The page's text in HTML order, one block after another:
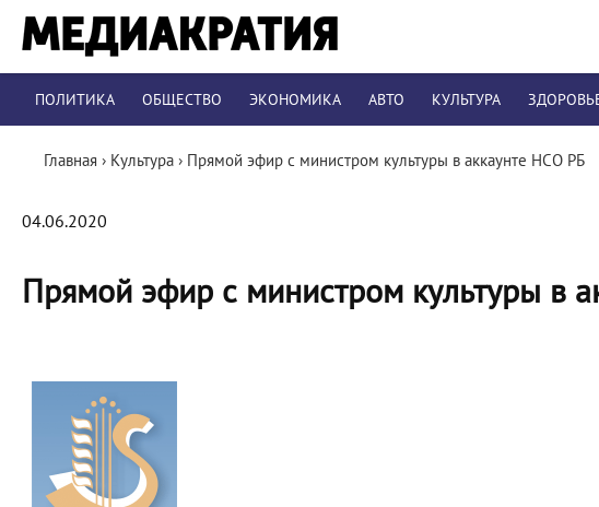
ПОЛИТИКА ОБЩЕСТВО ЭКОНОМИКА АВТО КУЛЬТУРА
Главная › Культура › Прямой эфир с министром культуры в аккаунте НСО РБ
04.06.2020
Прямой эфир с министром культуры в